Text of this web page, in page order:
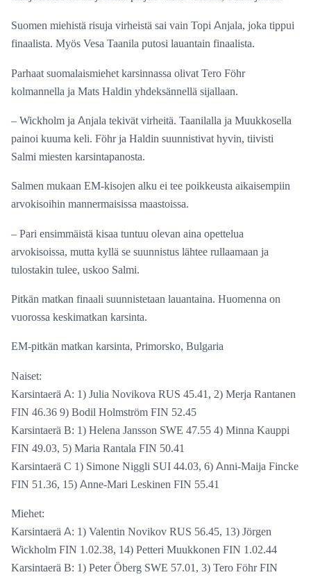
Suomen miehistä risuja virheistä sai vain Topi Anjala, joka tippui
finaalista. Myös Vesa Taanila putosi lauantain finaalista.
Parhaat suomalaismiehet karsinnassa olivat Tero Föhr
kolmannella ja Mats Haldin yhdeksännellä sijallaan.
– Wickholm ja Anjala tekivät virheitä. Taanilalla ja Muukkosella
painoi kuuma keli. Föhr ja Haldin suunnistivat hyvin, tiivisti
Salmi miesten karsintapanosta.
Salmen mukaan EM-kisojen alku ei tee poikkeusta aikaisempiin
arvokisoihin mannermaisissa maastoissa.
– Pari ensimmäistä kisaa tuntuu olevan aina opettelua
arvokisoissa, mutta kyllä se suunnistus lähtee rullaamaan ja
tulostakin tulee, uskoo Salmi.
Pitkän matkan finaali suunnistetaan lauantaina. Huomenna on
vuorossa keskimatkan karsinta.
EM-pitkän matkan karsinta, Primorsko, Bulgaria
Naiset:
Karsintaerä A: 1) Julia Novikova RUS 45.41, 2) Merja Rantanen
FIN 46.36 9) Bodil Holmström FIN 52.45
Karsintaerä B: 1) Helena Jansson SWE 47.55 4) Minna Kauppi
FIN 49.03, 5) Maria Rantala FIN 50.41
Karsintaerä C 1) Simone Niggli SUI 44.03, 6) Anni-Maija Fincke
FIN 51.36, 15) Anne-Mari Leskinen FIN 55.41
Miehet:
Karsintaerä A: 1) Valentin Novikov RUS 56.45, 13) Jörgen
Wickholm FIN 1.02.38, 14) Petteri Muukkonen FIN 1.02.44
Karsintaerä B: 1) Peter Öberg SWE 57.01, 3) Tero Föhr FIN